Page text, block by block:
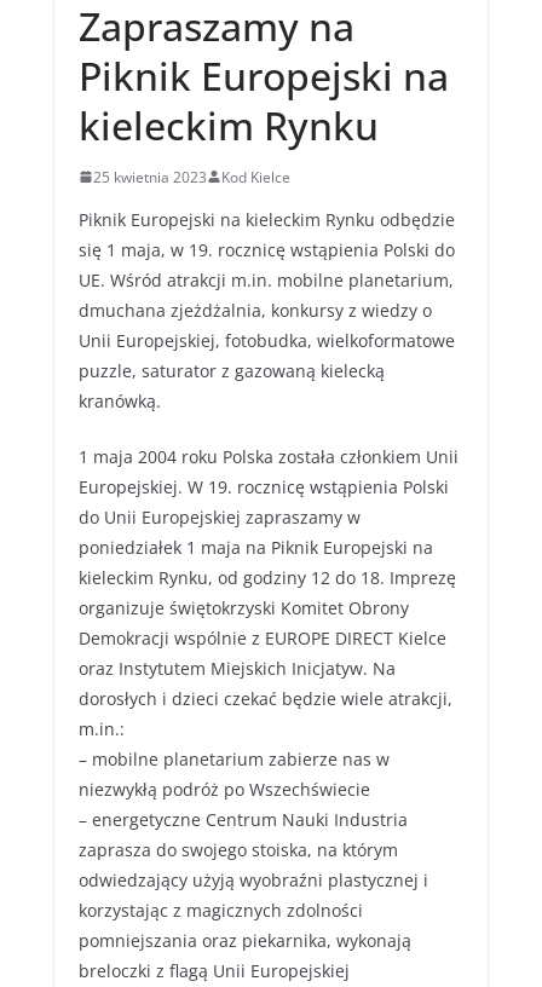
Zapraszamy na
Piknik Europejski na
kieleckim Rynku
25 kwietnia 2023 Kod Kielce
Piknik Europejski na kieleckim Rynku odbędzie
się 1 maja, w 19. rocznicę wstąpienia Polski do
UE. Wśród atrakcji m.in. mobilne planetarium,
dmuchana zjeżdżalnia, konkursy z wiedzy o
Unii Europejskiej, fotobudka, wielkoformatowe
puzzle, saturator z gazowaną kielecką
kranówką.
1 maja 2004 roku Polska została członkiem Unii
Europejskiej. W 19. rocznicę wstąpienia Polski
do Unii Europejskiej zapraszamy w
poniedziałek 1 maja na Piknik Europejski na
kieleckim Rynku, od godziny 12 do 18. Imprezę
organizuje świętokrzyski Komitet Obrony
Demokracji wspólnie z EUROPE DIRECT Kielce
oraz Instytutem Miejskich Inicjatyw. Na
dorosłych i dzieci czekać będzie wiele atrakcji,
m.in.:
– mobilne planetarium zabierze nas w
niezwykłą podróż po Wszechświecie
– energetyczne Centrum Nauki Industria
zaprasza do swojego stoiska, na którym
odwiedzający użyją wyobraźni plastycznej i
korzystając z magicznych zdolności
pomniejszania oraz piekarnika, wykonają
breloczki z flagą Unii Europejskiej